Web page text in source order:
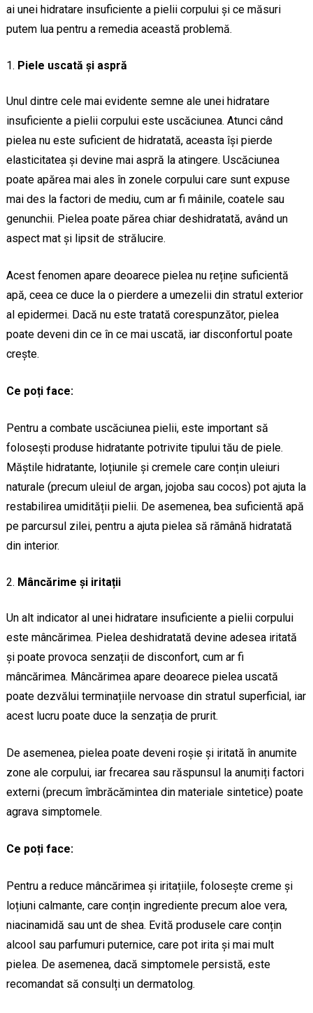
ai unei hidratare insuficiente a pielii corpului și ce măsuri
putem lua pentru a remedia această problemă.
Piele uscată și aspră
Unul dintre cele mai evidente semne ale unei hidratare
insuficiente a pielii corpului este uscăciunea. Atunci când
pielea nu este suficient de hidratată, aceasta își pierde
elasticitatea și devine mai aspră la atingere. Uscăciunea
poate apărea mai ales în zonele corpului care sunt expuse
mai des la factori de mediu, cum ar fi mâinile, coatele sau
genunchii. Pielea poate părea chiar deshidratată, având un
aspect mat și lipsit de strălucire.
Acest fenomen apare deoarece pielea nu reține suficientă
apă, ceea ce duce la o pierdere a umezelii din stratul exterior
al epidermei. Dacă nu este tratată corespunzător, pielea
poate deveni din ce în ce mai uscată, iar disconfortul poate
crește.
Ce poți face:
Pentru a combate uscăciunea pielii, este important să
folosești produse hidratante potrivite tipului tău de piele.
Măștile hidratante, loțiunile și cremele care conțin uleiuri
naturale (precum uleiul de argan, jojoba sau cocos) pot ajuta la
restabilirea umidității pielii. De asemenea, bea suficientă apă
pe parcursul zilei, pentru a ajuta pielea să rămână hidratată
din interior.
Mâncărime și iritații
Un alt indicator al unei hidratare insuficiente a pielii corpului
este mâncărimea. Pielea deshidratată devine adesea iritată
și poate provoca senzații de disconfort, cum ar fi
mâncărimea. Mâncărimea apare deoarece pielea uscată
poate dezvălui terminațiile nervoase din stratul superficial, iar
acest lucru poate duce la senzația de prurit.
De asemenea, pielea poate deveni roșie și iritată în anumite
zone ale corpului, iar frecarea sau răspunsul la anumiți factori
externi (precum îmbrăcămintea din materiale sintetice) poate
agrava simptomele.
Ce poți face:
Pentru a reduce mâncărimea și iritațiile, folosește creme și
loțiuni calmante, care conțin ingrediente precum aloe vera,
niacinamidă sau unt de shea. Evită produsele care conțin
alcool sau parfumuri puternice, care pot irita și mai mult
pielea. De asemenea, dacă simptomele persistă, este
recomandat să consulți un dermatolog.